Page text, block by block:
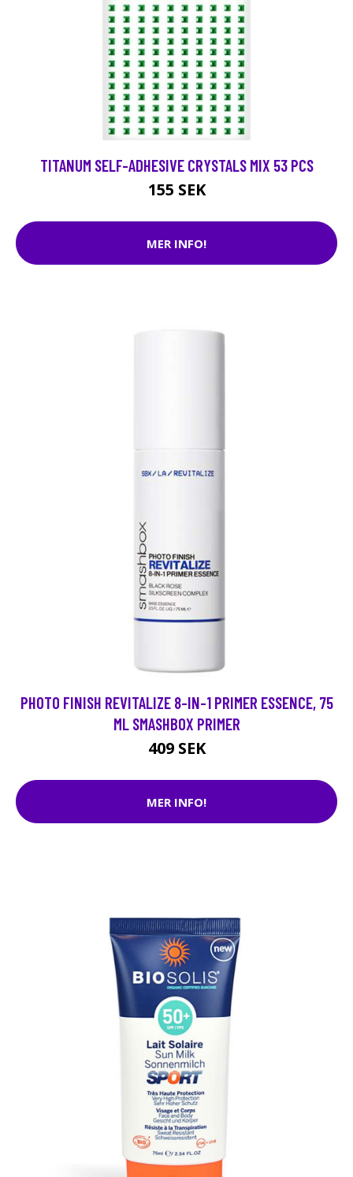
TITANUM SELF-ADHESIVE CRYSTALS MIX 53 PCS
155 SEK
MER INFO!
PHOTO FINISH REVITALIZE 8-IN-1 PRIMER ESSENCE, 75
ML SMASHBOX PRIMER
409 SEK
MER INFO!